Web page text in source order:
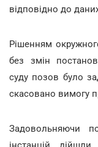
відповідно до
Рішенням
без змін
суду позов було
скасовано вимогу
Задовольняючи